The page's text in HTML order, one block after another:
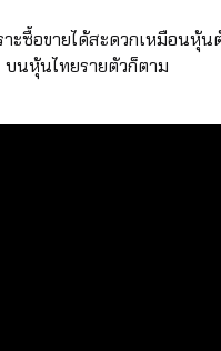
ะซื้อขายได้สะดวกเหมือนหุ้
นหุ้นไทยรายตัวก็ตาม